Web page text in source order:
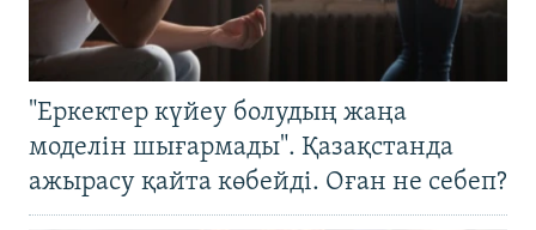
"Еркектер күйеу болудың жаңа
моделін шығармады". Қазақстанда
ажырасу қайта көбейді. Оған не себеп?